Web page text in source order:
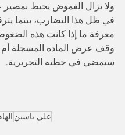
ولا يزال الغموض يحيط
في ظل هذا التضارب، بينما
معرفة ما إذا كانت هذه
وقف عرض المادة المسجلة أم
سيمضي في خطته التحريرية.
علي ياسين